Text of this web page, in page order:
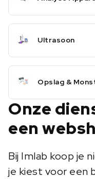
Ultrasoon
Opslag &
Onze
een
Bij Imlab koop je
je kiest voor een